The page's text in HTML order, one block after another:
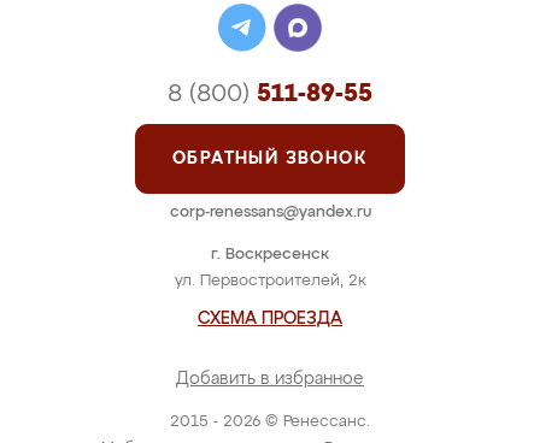
2015 - 2026 © Ренессанс.
г. Воскресенск
ул. Первостроителей, 2к
СХЕМА ПРОЕЗДА
Добавить в избранное
8 (800) 511-89-55
ОБРАТНЫЙ ЗВОНОК
corp-renessans@yandex.ru